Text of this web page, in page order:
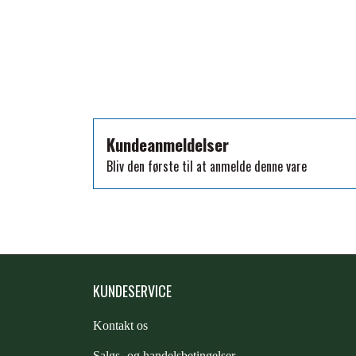
ZILCO
QHP -BRANDS OF Q
PREMIER EQUINE INSEKTBESKYTTELSE
Kundeanmeldelser
Bliv den første til at anmelde denne vare
KUNDESERVICE
Kontakt os